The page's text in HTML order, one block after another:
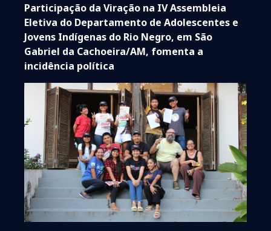
Participação da Viração na IV Assembleia
Eletiva do Departamento de Adolescentes e
Jovens Indígenas do Rio Negro, em São
Gabriel da Cachoeira/AM, fomenta a
incidência política